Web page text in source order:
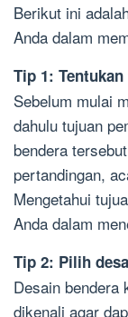
Berikut ini
Anda dalam
Tip 1:
Sebelum mulai
dahulu tujuan
bendera
pertandingan,
Mengetahui
Anda dalam
Tip 2: Pilih
Desain bendera
dikenali agar